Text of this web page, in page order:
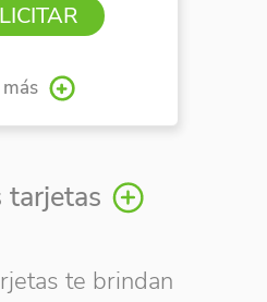
tarjetas
te brindan